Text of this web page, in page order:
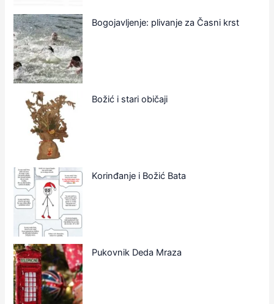
Bogojavljenje: plivanje za Časni krst
Božić i stari običaji
Korinđanje i Božić Bata
Pukovnik Deda Mraza